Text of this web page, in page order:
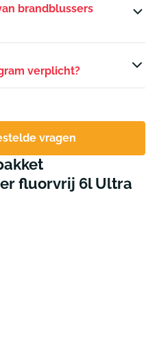
brandblussers
verplicht?
vragen
fluorvrij 6l Ultra